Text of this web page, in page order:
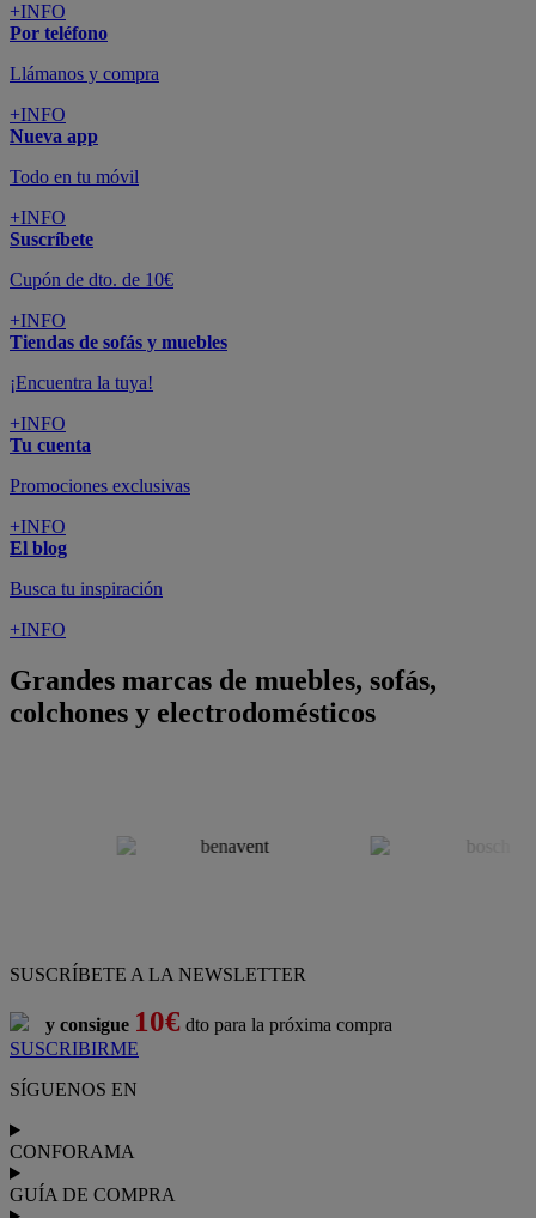
+INFO
Por teléfono
Llámanos y compra
+INFO
Nueva app
Todo en tu móvil
+INFO
Suscríbete
Cupón de dto. de 10€
+INFO
Tiendas de sofás y muebles
¡Encuentra la tuya!
+INFO
Tu cuenta
Promociones exclusivas
+INFO
El blog
Busca tu inspiración
+INFO
Grandes marcas de muebles, sofás,
colchones y electrodomésticos
SUSCRÍBETE A LA NEWSLETTER
y consigue 10€ dto para la próxima compra
SUSCRIBIRME
SÍGUENOS EN
CONFORAMA
GUÍA DE COMPRA